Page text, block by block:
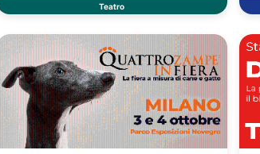
Teatro